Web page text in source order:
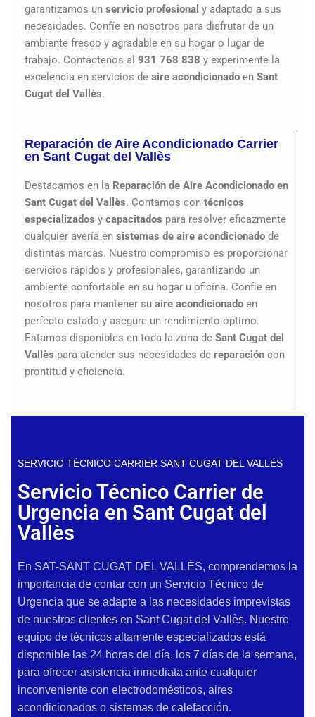
garantizamos un servicio profesional y adaptado a sus
necesidades. Confíe en nosotros para disfrutar de un
ambiente fresco y agradable en su hogar o lugar de
trabajo. Contáctenos al 931 768 838 y experimente la
excelencia en servicios de aire acondicionado en Sant
Cugat del Vallès.
Reparación de Aire Acondicionado Carrier
en Sant Cugat del Vallès
Destacamos en la Reparación de Aire Acondicionado en
Sant Cugat del Vallès. Contamos con técnicos
especializados y capacitados para resolver eficazmente
cualquier avería en sistemas de aire acondicionado de
distintas marcas. Nuestro compromiso es proporcionar
servicios rápidos y profesionales, garantizando un
ambiente confortable en su hogar u oficina. Confíe en
nosotros para mantener su aire acondicionado en
perfecto estado y asegure un rendimiento óptimo.
Estamos disponibles en toda la zona de Sant Cugat del
Vallès para atender sus necesidades de reparación con
prontitud y eficiencia.
SERVICIO TÉCNICO CARRIER SANT CUGAT DEL VALLÈS
Servicio Técnico Carrier de
Urgencia en Sant Cugat del
Vallès
En SAT-SANT CUGAT DEL VALLÈS, comprendemos la
importancia de contar con un Servicio Técnico de
Urgencia que se adapte a las necesidades imprevistas
de nuestros clientes en Sant Cugat del Vallès. Nuestro
equipo de técnicos altamente especializados está
disponible las 24 horas del día, los 7 días de la semana,
para ofrecer asistencia inmediata ante cualquier
inconveniente con electrodomésticos, aires
acondicionados o sistemas de calefacción.